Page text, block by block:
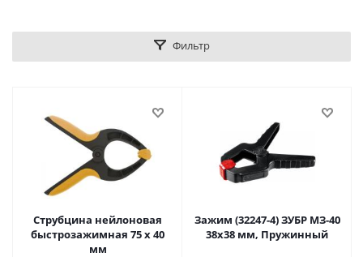
Фильтр
Струбцина нейлоновая
быстрозажимная 75 x 40
мм
Зажим (32247-4) ЗУБР МЗ-40
38х38 мм, Пружинный